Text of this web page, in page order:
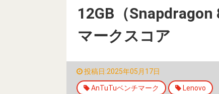
12GB（
マークスコア
投稿日:2025年05月17日
AnTuTuベンチマーク Lenovo